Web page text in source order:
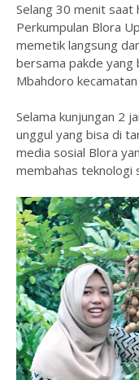
Selang 30 menit saat
Perkumpulan Blora
memetik langsung
bersama pakde yang
Mbahdoro kecamatan
Selama kunjungan 2
unggul yang bisa di
media sosial Blora
membahas teknologi